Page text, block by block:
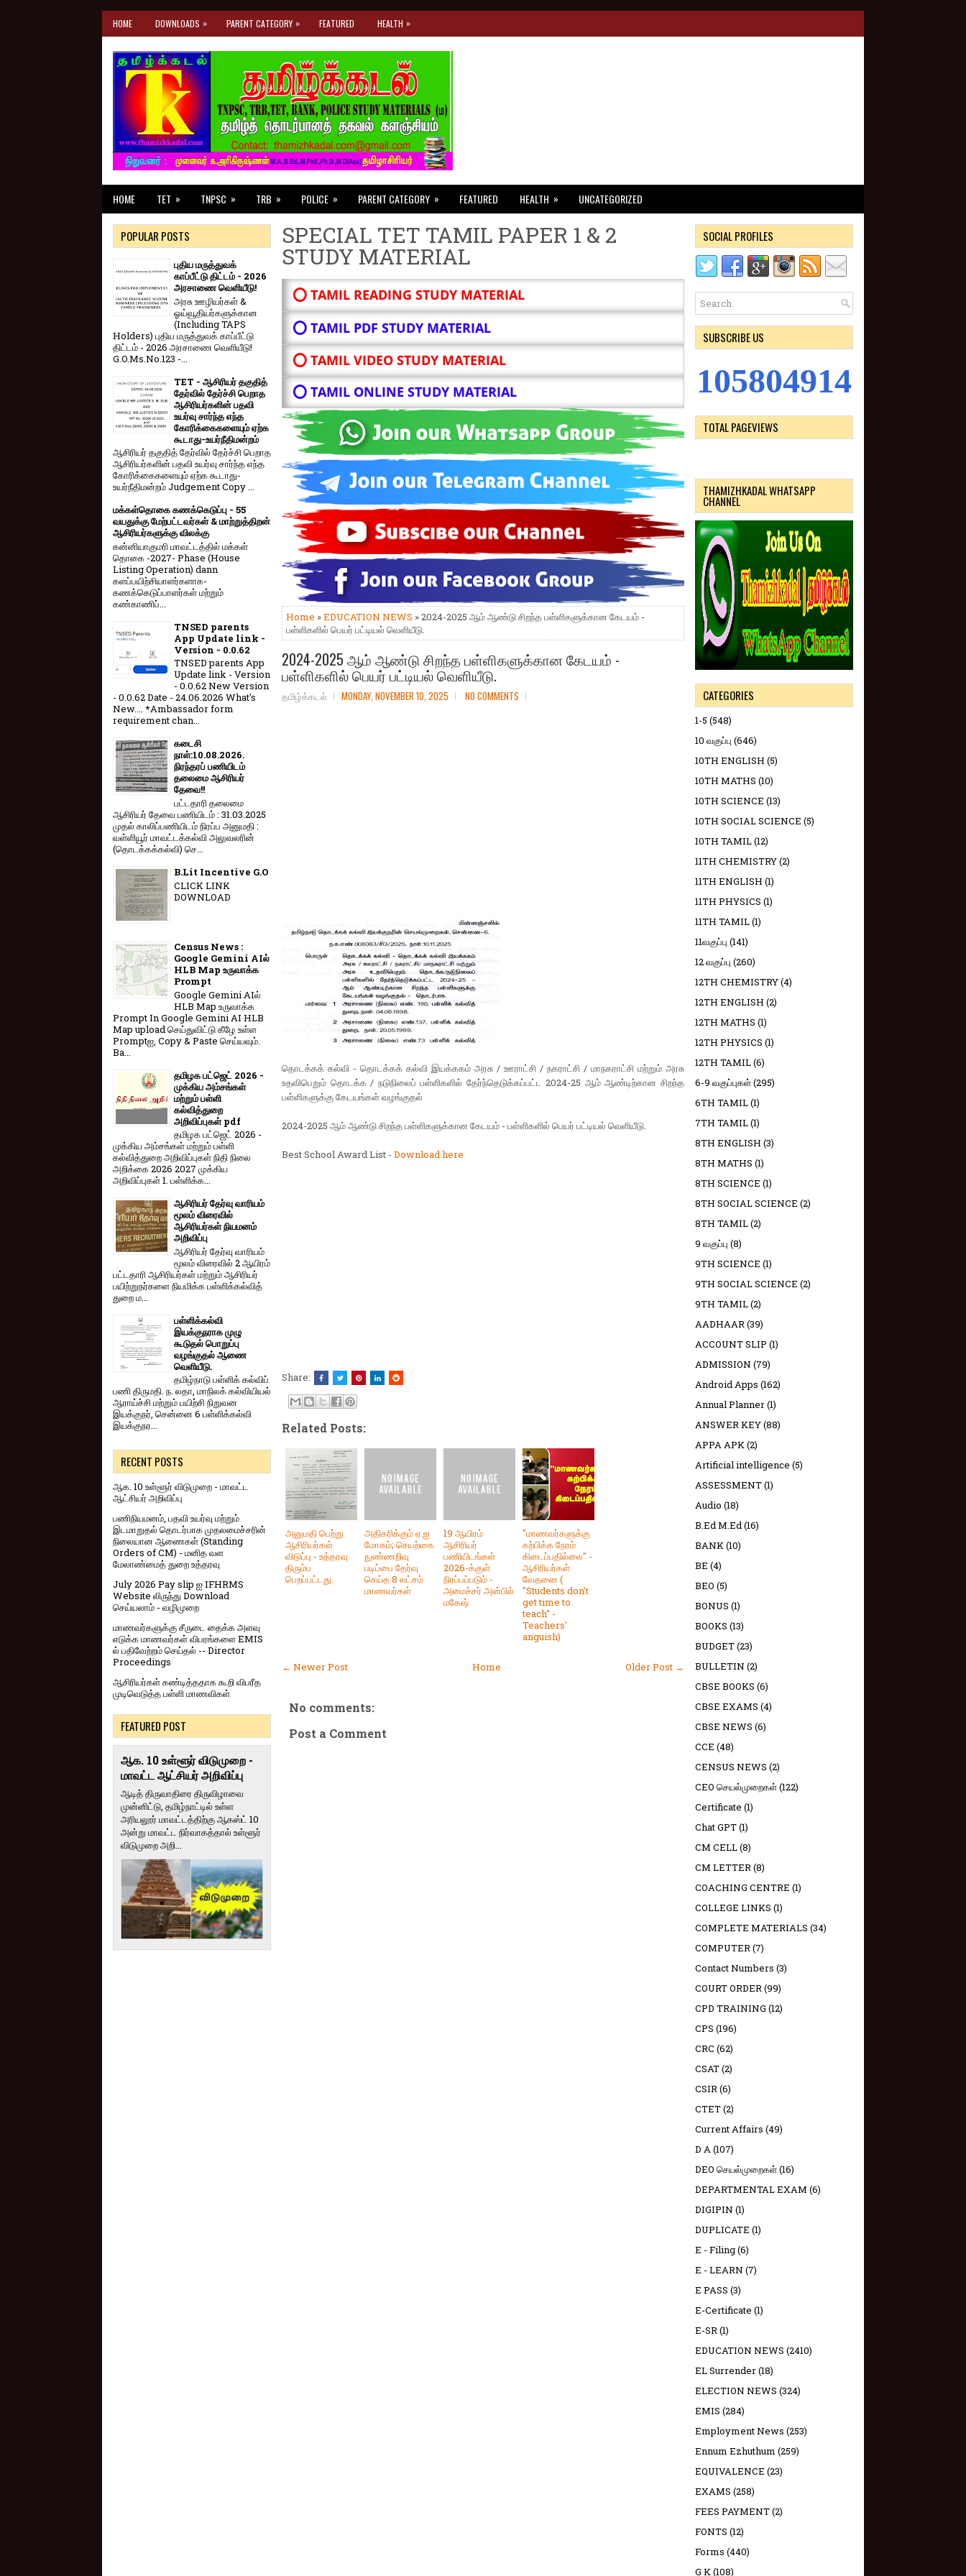
HOME DOWNLOADS » PARENT CATEGORY » FEATURED HEALTH »
HOME TET » TNPSC » TRB » POLICE » PARENT CATEGORY » FEATURED HEALTH » UNCATEGORIZED
SPECIAL TET TAMIL PAPER 1 & 2
STUDY MATERIAL
⭕ TAMIL READING STUDY MATERIAL
⭕ TAMIL PDF STUDY MATERIAL
⭕ TAMIL VIDEO STUDY MATERIAL
⭕ TAMIL ONLINE STUDY MATERIAL
Home »EDUCATION NEWS » 2024-2025 ஆம் ஆண்டு சிறந்த பள்ளிகளுக்கான கேடயம் -
பள்ளிகளில் பெயர் பட்டியல் வெளியீடு.
2024-2025 ஆம் ஆண்டு சிறந்த பள்ளிகளுக்கான கேடயம் -
பள்ளிகளில் பெயர் பட்டியல் வெளியீடு.
தமிழ்க்கடல் MONDAY, NOVEMBER 10, 2025 NO COMMENTS
தொடக்கக் கல்வி - தொடக்கக் கல்வி இயக்ககம் அரசு / ஊராட்சி / நகராட்சி / மாநகராட்சி மற்றும் அரசு
உதவிபெறும் தொடக்க / நடுநிலைப் பள்ளிகளில் தேர்ந்தெடுக்கப்பட்ட 2024-25 ஆம் ஆண்டிற்கான சிறந்த
பள்ளிகளுக்கு கேடயங்கள் வழங்குதல்
2024-2025 ஆம் ஆண்டு சிறந்த பள்ளிகளுக்கான கேடயம் - பள்ளிகளில் பெயர் பட்டியல் வெளியீடு.
Best School Award List - Download here
Share:
Related Posts:
அனுமதி பெற்று
ஆசிரியர்கள்
விடுப்பு - உத்தரவு
திரும்ப
பெறப்பட்டது.
அதிகரிக்கும் ஏ.ஐ
மோகம்; செயற்கை
நுண்ணறிவு
படிப்பை தேர்வு
செய்த 8 லட்சம்
மாணவர்கள்
19 ஆயிரம்
ஆசிரியர்
பணியிடங்கள்
2026-க்குள்
நிரப்பப்படும் -
அமைச்சர் அன்பில்
மகேஷ்
"மாணவர்களுக்கு
கற்பிக்க நேரம்
கிடைப்பதில்லை" -
ஆசிரியர்கள்
வேதனை (
"Students don't
get time to
teach" -
Teachers'
anguish)
← Newer Post Older Post →
Home
No comments:
Post a Comment
POPULAR POSTS
புதிய மருத்துவக்
காப்பீட்டு திட்டம் - 2026
அரசாணை வெளியீடு!
அரசு ஊழியர்கள் &
ஓய்வூதியர்களுக்கான
(Including TAPS
Holders) புதிய மருத்துவக் காப்பீட்டு
திட்டம் - 2026 அரசாணை வெளியீடு!
G.O.Ms.No.123 -...
TET - ஆசிரியர் தகுதித்
தேர்வில் தேர்ச்சி பெறாத
ஆசிரியர்களின் பதவி
உயர்வு சார்ந்த எந்த
கோரிக்கைகளையும் ஏற்க
கூடாது-உயர்நீதிமன்றம்
ஆசிரியர் தகுதித் தேர்வில் தேர்ச்சி பெறாத
ஆசிரியர்களின் பதவி உயர்வு சார்ந்த எந்த
கோரிக்கைகளையும் ஏற்க கூடாது-
உயர்நீதிமன்றம் Judgement Copy ...
மக்கள்தொகை கணக்கெடுப்பு - 55
வயதுக்கு மேற்பட்டவர்கள் & மாற்றுத்திறன்
ஆசிரியர்களுக்கு விலக்கு
கன்னியாகுமரி மாவட்டத்தில் மக்கள்
தொகை -2027- Phase (House
Listing Operation) dann
களப்பயிற்சியாளர்களாக-
கணக்கெடுப்பாளர்கள் மற்றும்
கண்காணிப்...
TNSED parents
App Update link -
Version - 0.0.62
TNSED parents App
Update link - Version
- 0.0.62 New Version
- 0.0.62 Date - 24.06.2026 What's
New.... *Ambassador form
requirement chan...
கடைசி
நாள்:10.08.2026.
நிரந்தரப் பணியிடம்
தலைமை ஆசிரியர்
தேவை!!
பட்டதாரி தலைமை
ஆசிரியர் தேவை பணியிடம் : 31.03.2025
முதல் காலிப்பணியிடம் நிரப்ப அனுமதி :
வள்ளியூர் மாவட்டக்கல்வி அலுவலரின்
(தொடக்கக்கல்வி) செ...
B.Lit Incentive G.O
CLICK LINK
DOWNLOAD
Census News :
Google Gemini AIல்
HLB Map உருவாக்க
Prompt
Google Gemini AIல்
HLB Map உருவாக்க
Prompt In Google Gemini AI HLB
Map upload செய்துவிட்டு கீழே உள்ள
Promptஐ, Copy & Paste செய்யவும்.
Ba...
தமிழக பட்ஜெட் 2026 -
முக்கிய அம்சங்கள்
மற்றும் பள்ளி
கல்வித்துறை
அறிவிப்புகள் pdf
தமிழக பட்ஜெட் 2026 -
முக்கிய அம்சங்கள் மற்றும் பள்ளி
கல்வித்துறை அறிவிப்புகள் நிதி நிலை
அறிக்கை 2026 2027 முக்கிய
அறிவிப்புகள் 1. பள்ளிக்க...
ஆசிரியர் தேர்வு வாரியம்
மூலம் விரைவில்
ஆசிரியர்கள் நியமனம்
அறிவிப்பு
ஆசிரியர் தேர்வு வாரி​யம்
மூலம் விரை​வில் 2 ஆயிரம்
பட்​ட​தாரி ஆசிரியர்​கள் மற்​றும் ஆசிரியர்
பயிற்றுநர்​களை நியமிக்க பள்​ளிக்​கல்​வித்​
துறை ம...
பள்ளிக்கல்வி
இயக்குநராக முழு
கூடுதல் பொறுப்பு
வழங்குதல் ஆணை
வெளியீடு.
தமிழ்நாடு பள்ளிக் கல்விப்
பணி திருமதி. ந. லதா, மாநிலக் கல்வியியல்
ஆராய்ச்சி மற்றும் பயிற்சி நிறுவன
இயக்குநர், சென்னை 6 பள்ளிக்கல்வி
இயக்குநர...
RECENT POSTS
ஆக. 10 உள்ளூர் விடுமுறை - மாவட்ட
ஆட்சியர் அறிவிப்பு
பணிநியமனம், பதவி உயர்வு மற்றும்
இடமாறுதல் தொடர்பாக முதலமைச்சரின்
நிலையான ஆணைகள் (Standing
Orders of CM) - மனித வள
மேலாண்மைத் துறை உத்தரவு
July 2026 Pay slip ஐ IFHRMS
Website லிருந்து Download
செய்யலாம் - வழிமுறை
மாணவர்களுக்கு சீருடை தைக்க அளவு
எடுக்க மாணவர்கள் விபரங்களை EMIS
ல் பதிவேற்றம் செய்தல் -- Director
Proceedings
ஆசிரியர்கள் கண்டித்ததாக கூறி விபரீத
முடிவெடுத்த பள்ளி மாணவிகள்
FEATURED POST
ஆக. 10 உள்ளூர் விடுமுறை -
மாவட்ட ஆட்சியர் அறிவிப்பு
ஆடித் திருவாதிரை திருவிழாவை
முன்னிட்டு, தமிழ்நாட்டில் உள்ள
அரியலூர் மாவட்டத்திற்கு ஆகஸ்ட் 10
அன்று மாவட்ட நிர்வாகத்தால் உள்ளூர்
விடுமுறை அறி...
SOCIAL PROFILES
SUBSCRIBE US
105804914
TOTAL PAGEVIEWS
THAMIZHKADAL WHATSAPP
CHANNEL
CATEGORIES
1-5 (548)
10 வகுப்பு (646)
10TH ENGLISH (5)
10TH MATHS (10)
10TH SCIENCE (13)
10TH SOCIAL SCIENCE (5)
10TH TAMIL(12)
11TH CHEMISTRY(2)
11TH ENGLISH (1)
11TH PHYSICS (1)
11TH TAMIL(1)
11வகுப்பு (141)
12 வகுப்பு (260)
12TH CHEMISTRY(4)
12TH ENGLISH (2)
12TH MATHS (1)
12TH PHYSICS (1)
12TH TAMIL(6)
6-9 வகுப்புகள்(295)
6TH TAMIL(1)
7TH TAMIL(1)
8TH ENGLISH (3)
8TH MATHS (1)
8TH SCIENCE (1)
8TH SOCIAL SCIENCE (2)
8TH TAMIL(2)
9 வகுப்பு (8)
9TH SCIENCE (1)
9TH SOCIAL SCIENCE (2)
9TH TAMIL(2)
AADHAAR(39)
ACCOUNT SLIP (1)
ADMISSION (79)
Android Apps (162)
Annual Planner(1)
ANSWER KEY(88)
APPA APK(2)
Artificial intelligence (5)
ASSESSMENT(1)
Audio (18)
B.Ed M.Ed(16)
BANK(10)
BE (4)
BEO (5)
BONUS (1)
BOOKS (13)
BUDGET(23)
BULLETIN (2)
CBSE BOOKS (6)
CBSE EXAMS (4)
CBSE NEWS (6)
CCE (48)
CENSUS NEWS (2)
CEO செயல்முறைகள்(122)
Certificate (1)
Chat GPT(1)
CM CELL(8)
CM LETTER(8)
COACHING CENTRE (1)
COLLEGE LINKS (1)
COMPLETE MATERIALS (34)
COMPUTER(7)
Contact Numbers (3)
COURT ORDER(99)
CPD TRAINING (12)
CPS (196)
CRC (62)
CSAT(2)
CSIR(6)
CTET(2)
Current Affairs (49)
D A(107)
DEO செயல்முறைகள்(16)
DEPARTMENTAL EXAM (6)
DIGIPIN (1)
DUPLICATE (1)
E - Filing(6)
E - LEARN (7)
E PASS (3)
E-Certificate (1)
E-SR(1)
EDUCATION NEWS (2410)
EL Surrender(18)
ELECTION NEWS (324)
EMIS (284)
Employment News (253)
Ennum Ezhuthum (259)
EQUIVALENCE (23)
EXAMS (258)
FEES PAYMENT(2)
FONTS (12)
Forms (440)
G K(108)